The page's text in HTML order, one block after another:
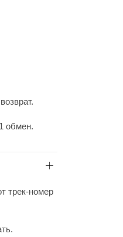
обмен.
трек-номер